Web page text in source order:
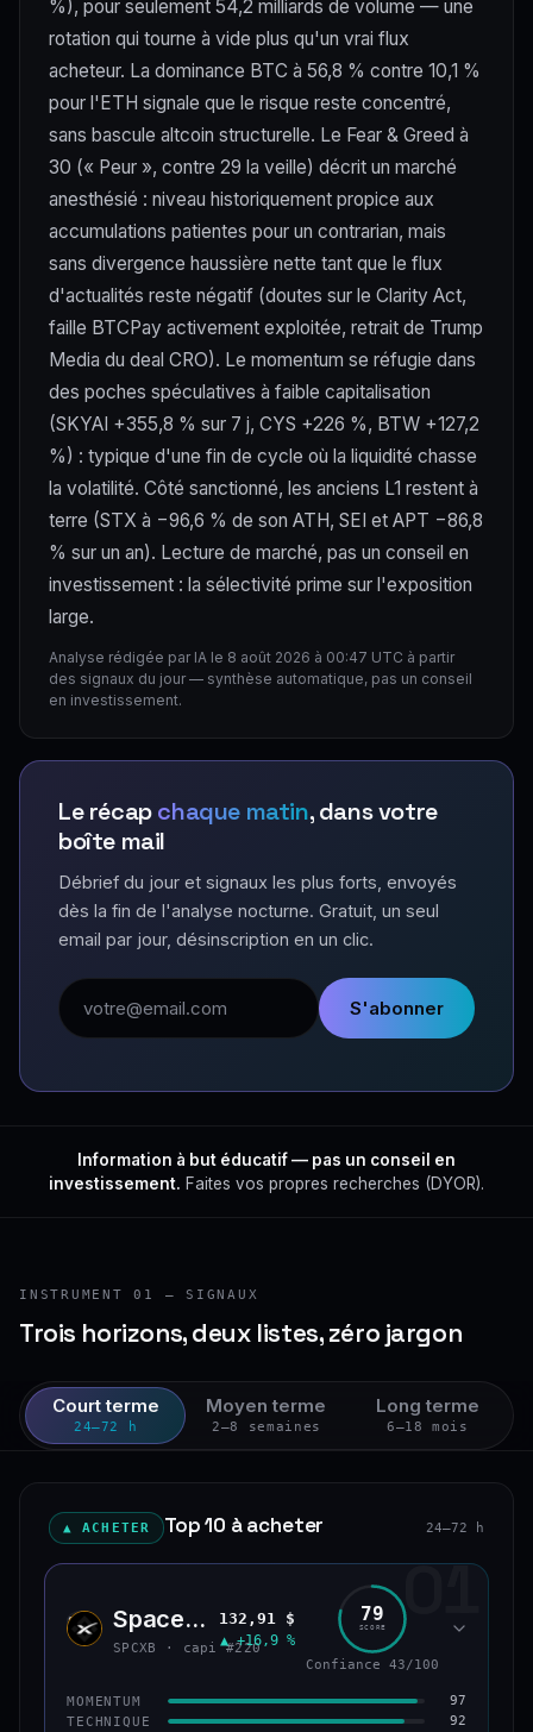
%), pour seulement 54,2 milliards de volume — une
rotation qui tourne à vide plus qu'un vrai flux
acheteur. La dominance BTC à 56,8 % contre 10,1 %
pour l'ETH signale que le risque reste concentré,
sans bascule altcoin structurelle. Le Fear & Greed à
30 (« Peur », contre 29 la veille) décrit un marché
anesthésié : niveau historiquement propice aux
accumulations patientes pour un contrarian, mais
sans divergence haussière nette tant que le flux
d'actualités reste négatif (doutes sur le Clarity Act,
faille BTCPay activement exploitée, retrait de Trump
Media du deal CRO). Le momentum se réfugie dans
des poches spéculatives à faible capitalisation
(SKYAI +355,8 % sur 7 j, CYS +226 %, BTW +127,2
%) : typique d'une fin de cycle où la liquidité chasse
la volatilité. Côté sanctionné, les anciens L1 restent à
terre (STX à −96,6 % de son ATH, SEI et APT −86,8
% sur un an). Lecture de marché, pas un conseil en
investissement : la sélectivité prime sur l'exposition
large.
Analyse rédigée par IA le 8 août 2026 à 00:47 UTC à partir
des signaux du jour — synthèse automatique, pas un conseil
en investissement.
Le récapchaque matin, dans votre
boîte mail
Débrief du jour et signaux les plus forts, envoyés
dès la fin de l'analyse nocturne. Gratuit, un seul
email par jour, désinscription en un clic.
Adresse email
S'abonner
Information à but éducatif — pas un conseil en
investissement. Faites vos propres recherches (DYOR).
INSTRUMENT 01 — SIGNAUX
Trois horizons, deux listes, zéro jargon
Court terme
24–72 h
Moyen terme
2–8 semaines
Long terme
6–18 mois
▲ ACHETER Top 10 à acheter 24–72 h
01
SPCX SpaceX (bStocks Tokenized Stock)
SPCXB · capi #220
132,91 $
▲ +16,9 %
79
SCORE
Confiance 43/100
MOMENTUM 97
TECHNIQUE 92